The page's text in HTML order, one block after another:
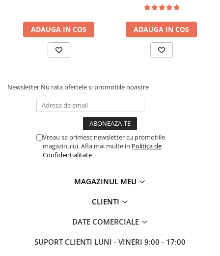
Polistiren expandat
Vata minerala bazaltica
Automatizari si elemente de
Grupuri de circulatie
Manometre, presostate si
termostate
Regulatoare electronice
Vane si servomotoare
Servoregulatoare
Ventile termice de amestec
tensiune
ADAUGA IN COS ADAUGA IN COS
Newsletter Nu rata ofertele si promotiile noastre
Vreau sa primesc newsletter cu promotiile
magazinului. Afla mai multe in Politica de
Confidentialitate
MAGAZINUL MEU
CLIENTI
DATE COMERCIALE
SUPORT CLIENTI LUNI - VINERI 9:00 - 17:00